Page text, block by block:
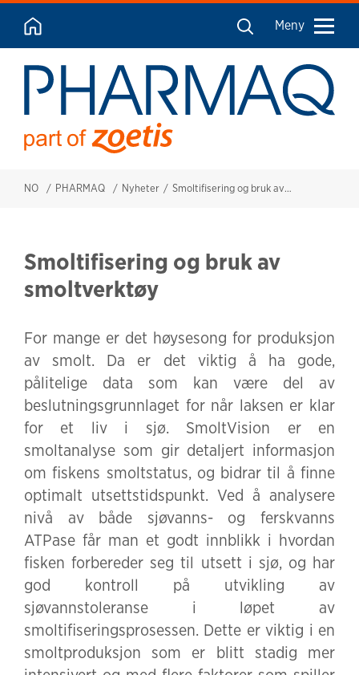
Meny
NO PHARMAQ Nyheter Smoltifisering og bruk av smoltverktøy
Smoltifisering og bruk av
smoltverktøy
For mange er det høysesong for produksjon
av smolt. Da er det viktig å ha gode,
pålitelige data som kan være del av
beslutningsgrunnlaget for når laksen er klar
for et liv i sjø. SmoltVision er en
smoltanalyse som gir detaljert informasjon
om fiskens smoltstatus, og bidrar til å finne
optimalt utsettstidspunkt. Ved å analysere
nivå av både sjøvanns- og ferskvanns
ATPase får man et godt innblikk i hvordan
fisken forbereder seg til utsett i sjø, og har
god kontroll på utvikling av
sjøvannstoleranse i løpet av
smoltifiseringsprosessen. Dette er viktig i en
smoltproduksjon som er blitt stadig mer